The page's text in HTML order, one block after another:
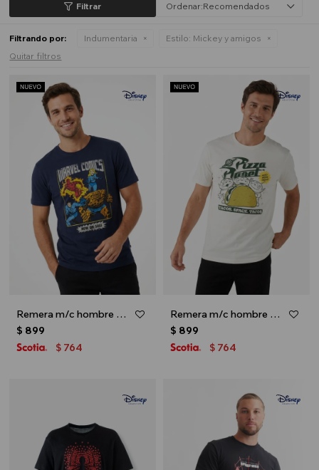
Recomendados
Filtrando por: Indumentaria Estilo: Mickey y amigos
Quitar filtros
Remera m/c hombre MARVEL - Azul marino
$ 899
$ 764
Remera m/c hombre PIXAR - Crudo
$ 899
$ 764